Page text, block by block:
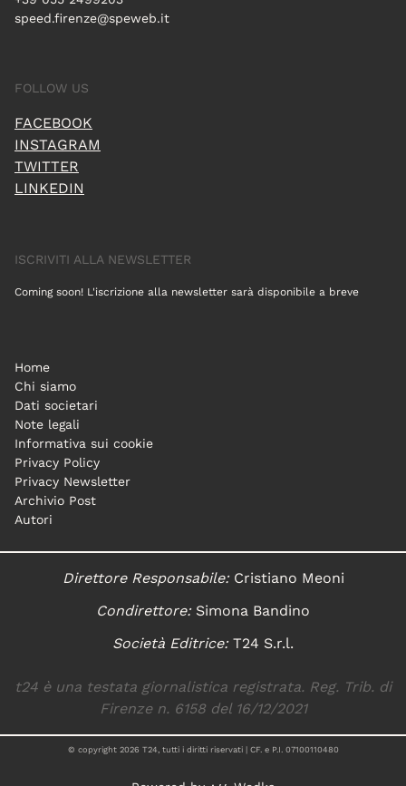
speed.firenze@speweb.it
FOLLOW US
FACEBOOK
INSTAGRAM
TWITTER
LINKEDIN
ISCRIVITI ALLA NEWSLETTER
Coming soon! L'iscrizione alla newsletter sarà disponibile a breve
Home
Chi siamo
Dati societari
Note legali
Informativa sui cookie
Privacy Policy
Privacy Newsletter
Archivio Post
Autori
Direttore Responsabile:Cristiano Meoni
Condirettore:Simona Bandino
Società Editrice:T24 S.r.l.
t24 è una testata giornalistica registrata. Reg. Trib. di
Firenze n. 6158 del 16/12/2021
© copyright 2026 T24, tutti i diritti riservati | CF. e P.I. 07100110480